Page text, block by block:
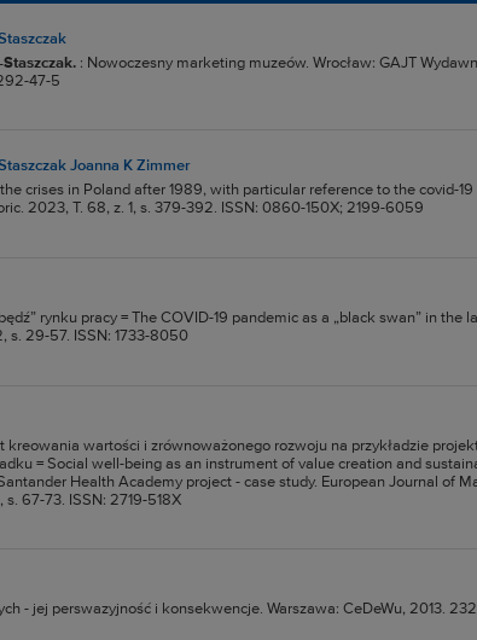
: Nowoczesny marketing muzeów. Wrocław: GAJT
47-5
Joanna K Zimmer
crises in Poland after 1989, with particular reference to the covid-19
2023, T. 68, z. 1, s. 379-392. ISSN: 0860-150X; 2199-6059
rynku pracy = The COVID-19 pandemic as a „black swan” in the
s. 29-57. ISSN: 1733-8050
kreowania wartości i zrównoważonego rozwoju na przykładzie
= Social well-being as an instrument of value creation and
Health Academy project - case study. European Journal of
67-73. ISSN: 2719-518X
- jej perswazyjność i konsekwencje. Warszawa: CeDeWu, 2013.